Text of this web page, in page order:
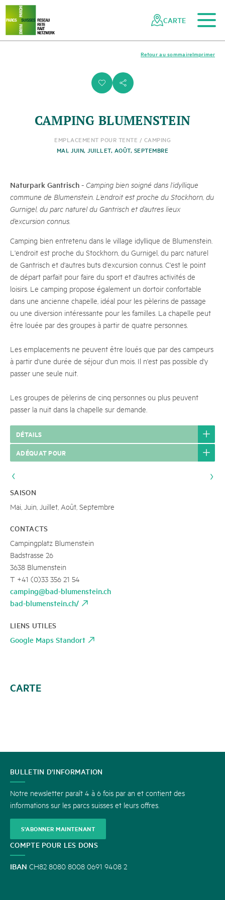
Naviguer
dans
réseau
Navigation
rapide
Vers le contenu principal
Vers la navigation mobile
Vers la recherche
Vers la zone des pieds
Vers le plan du site
CARTE
i s
Imprimer
Retour au sommaire
CAMPING BLUMENSTEIN
EMPLACEMENT POUR TENTE / CAMPING
MAI, JUIN, JUILLET, AOÛT, SEPTEMBRE
Naturpark Gantrisch - Camping bien soigné dans l’idyllique
commune de Blumenstein. L’endroit est proche du Stockhorn, du
Gurnigel, du parc naturel du Gantrisch et d’autres lieux
d’excursion connus.
Camping bien entretenu dans le village idyllique de Blumenstein.
L'endroit est proche du Stockhorn, du Gurnigel, du parc naturel
de Gantrisch et d'autres buts d'excursion connus. C'est le point
de départ parfait pour faire du sport et d'autres activités de
loisirs. Le camping propose également un dortoir confortable
dans une ancienne chapelle, idéal pour les pèlerins de passage
ou une diversion intéressante pour les familles. La chapelle peut
être louée par des groupes à partir de quatre personnes.
Les emplacements ne peuvent être loués que par des campeurs
à partir d'une durée de séjour d'un mois. Il n'est pas possible d'y
passer une seule nuit.
Les groupes de pèlerins de cinq personnes ou plus peuvent
passer la nuit dans la chapelle sur demande.
DÉTAILS
ADÉQUAT POUR
SAISON
Mai, Juin, Juillet, Août, Septembre
CONTACTS
Campingplatz Blumenstein
Badstrasse 26
3638 Blumenstein
T +41 (0)33 356 21 54
camping@bad-blumenstein.ch
bad-blumenstein.ch/
LIENS UTILES
Google Maps Standort
CARTE
CONTACT
BULLETIN D'INFORMATION
Notre newsletter paraît 4 à 6 fois par an et contient des
informations sur les parcs suisses et leurs offres.
S'ABONNER MAINTENANT
COMPTE POUR LES DONS
IBAN CH82 8080 8008 0691 9408 2